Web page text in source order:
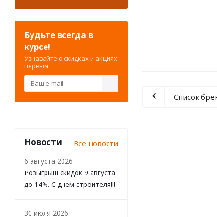
Список
Будьте всегда в
курсе!
Узнавайте о скидках и акциях
первым
Новости Все новости
6 августа 2026
Розыгрыш скидок 9 августа
до 14%. С днем строителя!!!
30 июля 2026